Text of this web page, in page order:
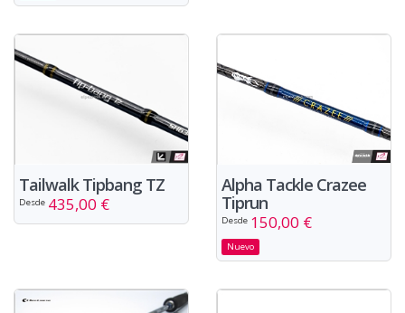
Tailwalk Tipbang TZ
Desde 435,00 €
Alpha Tackle Crazee
Tiprun
Desde 150,00 €
Nuevo